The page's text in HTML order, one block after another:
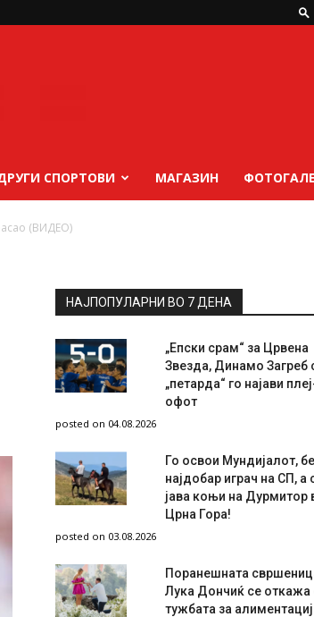
СПОРТОВИ МАГАЗИН
(ВИДЕО)
НАЈПОПУЛАРНИ ВО 7 ДЕНА
„Епски срам“ за Црвена
Звезда, Динамо Загреб
„петарда“ го најави
офот
posted on 04.08.2026
Го освои Мундијалот,
најдобар играч на СП, а
јава коњи на Дурмитор
Црна Гора!
posted on 03.08.2026
Поранешната
Лука Дончиќ се откажа
тужбата за